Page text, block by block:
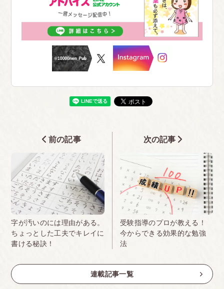
前の記事
字が汚いのには理由がある。
ちょっとした工夫でキレイに
書ける秘訣！
受験指導のプロが教える！
今からできる効果的な勉強
法
次の記事
連載記事一覧